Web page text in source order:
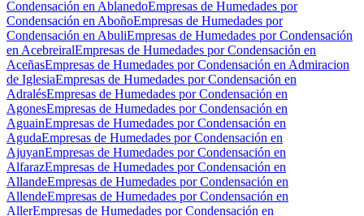
Condensación en AblanedoEmpresas de Humedades por
Condensación en AboñoEmpresas de Humedades por
Condensación en AbuliEmpresas de Humedades por Condensación
en AcebreiralEmpresas de Humedades por Condensación en
AceñasEmpresas de Humedades por Condensación en Admiracion
de IglesiaEmpresas de Humedades por Condensación en
AdralésEmpresas de Humedades por Condensación en
AgonesEmpresas de Humedades por Condensación en
AguainEmpresas de Humedades por Condensación en
AgudaEmpresas de Humedades por Condensación en
AjuyanEmpresas de Humedades por Condensación en
AlfarazEmpresas de Humedades por Condensación en
AllandeEmpresas de Humedades por Condensación en
AllendeEmpresas de Humedades por Condensación en
AllerEmpresas de Humedades por Condensación en